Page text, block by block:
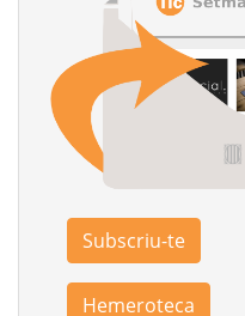
Subscriu-te
Hemeroteca